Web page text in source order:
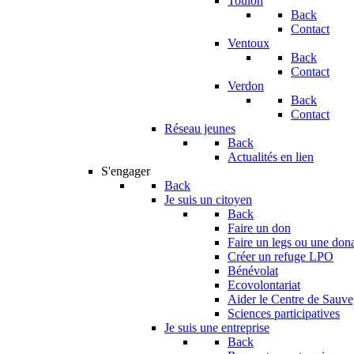
Back
Contact
Ventoux
Back
Contact
Verdon
Back
Contact
Réseau jeunes
Back
Actualités en lien
S'engager
Back
Je suis un citoyen
Back
Faire un don
Faire un legs ou une
Créer un refuge LPO
Bénévolat
Ecovolontariat
Aider le Centre de
Sciences participatives
Je suis une entreprise
Back